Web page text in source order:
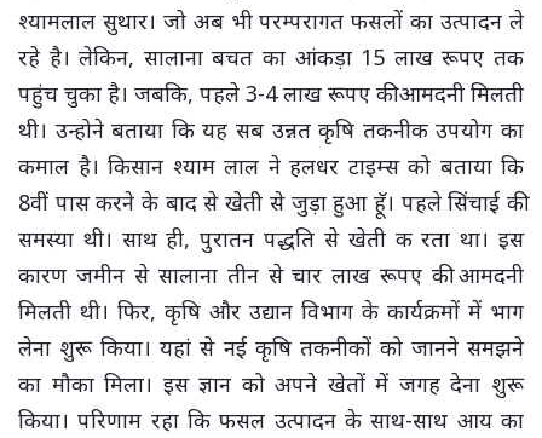
श्यामलाल सुथार। जो अब भी परम्परागत फसलों का उत्पादन ले
रहे है। लेकिन, सालाना बचत का आंकड़ा 15 लाख रूपए तक
पहुंच चुका है। जबकि, पहले 3-4 लाख रूपए की आमदनी मिलती
थी। उन्होने बताया कि यह सब उन्नत कृषि तकनीक उपयोग का
कमाल है। किसान श्याम लाल ने हलधर टाइम्स को बताया कि
8वीं पास करने के बाद से खेती से जुड़ा हुआ हॅू। पहले सिंचाई की
समस्या थी। साथ ही, पुरातन पद्धति से खेती क रता था। इस
कारण जमीन से सालाना तीन से चार लाख रूपए की आमदनी
मिलती थी। फिर, कृषि और उद्यान विभाग के कार्यक्रमों में भाग
लेना शुरू किया। यहां से नई कृषि तकनीकों को जानने समझने
का मौका मिला। इस ज्ञान को अपने खेतों में जगह देना शुरू
किया। परिणाम रहा कि फसल उत्पादन के साथ-साथ आय का